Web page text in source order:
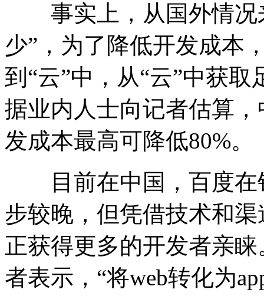
事实上，从国外情况
少”，为了降低开发成本
到“云”中，从“云”中获
据业内人士向记者估算
发成本最高可降低80%。
目前在中国，百度在
步较晚，但凭借技术和
正获得更多的开发者亲
者表示，“将web转化为